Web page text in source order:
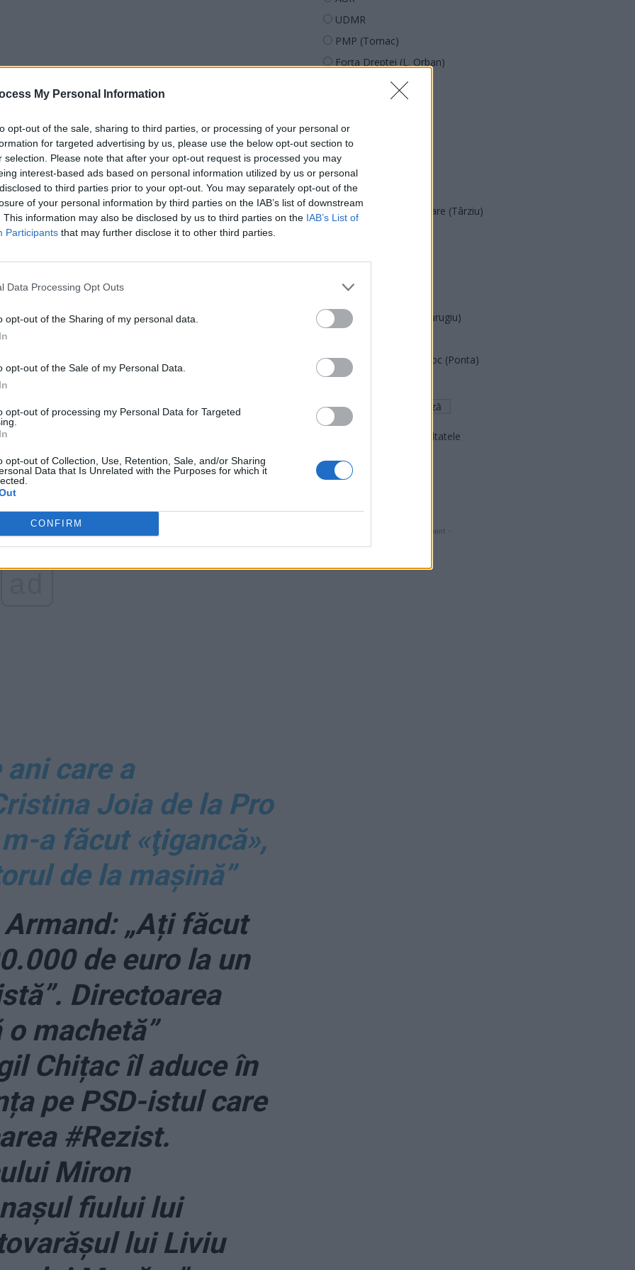
My Personal Information
opt-out of the sale, sharing to third parties, or processing of your personal or
for targeted advertising by us, please use the below opt-out section to
selection. Please note that after your opt-out request is processed you may
interest-based ads based on personal information utilized by us or personal
to third parties prior to your opt-out. You may separately opt-out of the
of your personal information by third parties on the IAB’s list of downstream
This information may also be disclosed by us to third parties on the IAB’s List of
Participants that may further disclose it to other third parties.
Data Processing Opt Outs
opt-out of the Sharing of my personal data.
opt-out of the Sale of my Personal Data.
opt-out of processing my Personal Data for Targeted
opt-out of Collection, Use, Retention, Sale, and/or Sharing
Data that Is Unrelated with the Purposes for which it
CONFIRM
sale specializate, mijloacele necesare să facă
mare de oameni. În plus, dacă acest vaccin va fi cel
condiții cu totul speciale, depozitare la temperaturi
la un interval relativ scurt (o săptămână). Medici
că atât medicii de familie, cât și DSP-urile și
așa ceva.
pentru momentul în care se va trece la
vaccinare, noi avem în pregătire, lucrăm continuu,
de vaccinare. La începutul anului va veni
vor fi mai multe tranșe, fiecare tranșă va fi
fi invitați și Armata, și DSU, și spitalele județene,
că România va primi 10 milioane de doze de
a 5 milioane de persoane (în cazul în care se
de vaccin vor fi angajații din sănătate și
o
care a
Joia de la Pro
a făcut «ţigancă»,
de la maşină”
Armand: „Ați făcut
de euro la un
Directoarea
o machetă”
Chițac îl aduce în
pe PSD-istul care
#Rezist.
Miron
fiului lui
lui Liviu
UDMR
PMP (Tomac)
Forța Dreptei (L. Orban)
SENS
SOS (Șoșoacă)
POT (Gavrilă)
PACE (Peia)
Acțiunea Conservatoare (Târziu)
PNCR (Terheș)
Partidul Patrioților (Surugiu)
România pe Primul Loc (Ponta)
Altul
Arată rezultatele
Arhiva sondajelor
- Advertisment -